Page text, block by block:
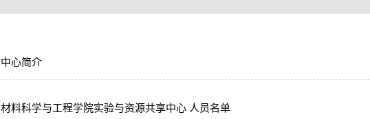
中心简介
材料科学与工程学院实验与资源共享中心 人员名单